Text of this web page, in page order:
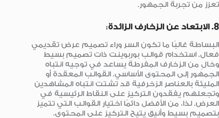
تعزز من تجربة الجمهور.
8. الابتعاد عن الزخارف الزائدة :
البساطة غالبًا ما تكون السر وراء تصميم عرض تقديمي
فعال. استخدام قوالب بوربوينت ذات تصميم بسيط
وخالٍ من الزخارف المفرطة يساعد في توجيه انتباه
الجمهور إلى المحتوى الأساسي. القوالب المعقدة أو
المليئة بالعناصر الزخرفية قد تشتت انتباه المشاهدين
وتجعلهم يفقدون التركيز على النقاط الرئيسية في
العرض. لذا، من الأفضل دائمًا اختيار القوالب التي تتميز
بتصميم بسيط وأنيق يتيح التركيز على المحتوى.